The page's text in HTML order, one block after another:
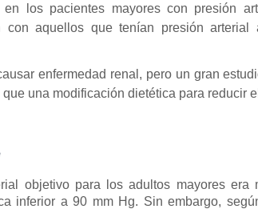
los pacientes mayores con presión
con aquellos que tenían presión
enfermedad renal, pero un gran
una modificación dietética para reducir
objetivo para los adultos mayores era
inferior a 90 mm Hg. Sin embargo,